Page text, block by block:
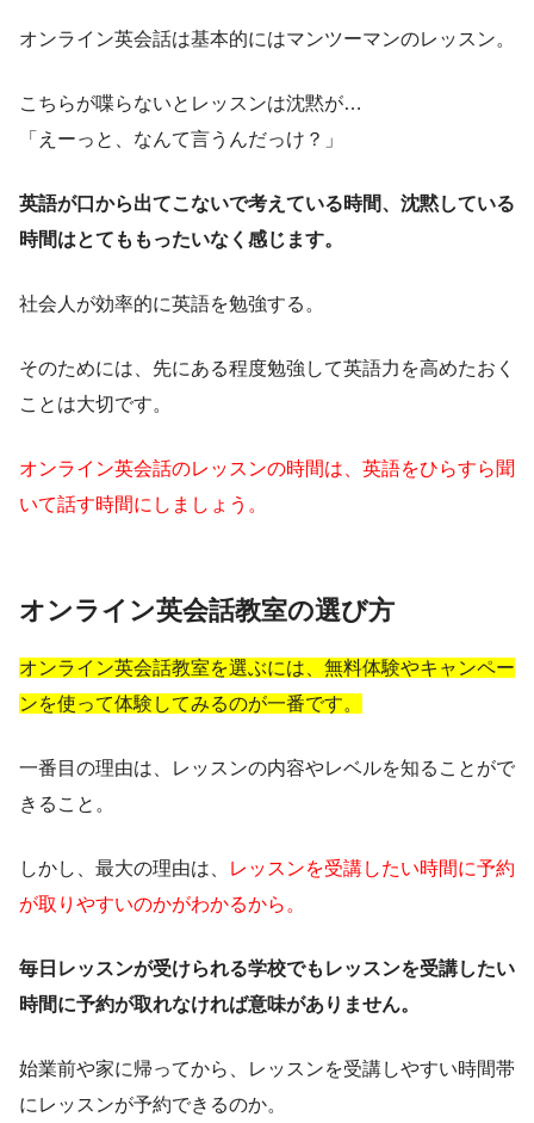
オンライン英会話は基本的にはマンツーマンのレッスン。
こちらが喋らないとレッスンは沈黙が…
「えーっと、なんて言うんだっけ？」
英語が口から出てこないで考えている時間、沈黙している
時間はとてももったいなく感じます。
社会人が効率的に英語を勉強する。
そのためには、先にある程度勉強して英語力を高めたおく
ことは大切です。
オンライン英会話のレッスンの時間は、英語をひらすら聞
いて話す時間にしましょう。
オンライン英会話教室の選び方
オンライン英会話教室を選ぶには、無料体験やキャンペー
ンを使って体験してみるのが一番です。
一番目の理由は、レッスンの内容やレベルを知ることがで
きること。
しかし、最大の理由は、 レッスンを受講したい時間に予約
が取りやすいのかがわかるから。
毎日レッスンが受けられる学校でもレッスンを受講したい
時間に予約が取れなければ意味がありません。
始業前や家に帰ってから、レッスンを受講しやすい時間帯
にレッスンが予約できるのか。